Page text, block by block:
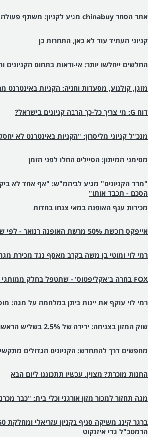
אתר הסחר chinabuy מגיע לקניון: משתף פעולה עם אופיס דיפו
קניוני העתיד עוד לא כאן, התחרות כן
החלשים ייחלשו יותר: אי-ודאות בתחום הקניונים
מזגן, קולנוע, מסעדות וחניה: הקניות באינטרנט
דוח G: מי צריך כל-כך הרבה קניונים בישראל?
מנכ"ל קניוני מליסרון: "הקניות באינטרנט לא
מסימני המיתון: הסיילים החלו לפני הזמן
"מרד הקניונים" מגיע לביהמ"ש: "אף אחד לא
הסכם - תכבד אותו"
מכירות ענף האופנה במאי צנחו בחדות
אייפקס רוכשת 50% מרשת האופנה רנואר - לפי שווי של 360 מיליון שקל
רמי לוי ומוטי בן משה בקרב מאסף נגד מכירת מגה
FOX בחרה ב'אקליפטוס' - שתטפל בחלק ממותגי הקבוצה ברשתות החברתיות
רמי לוי עוקף את יינות ביתן במלחמה על מגה: מוסיף 90 מיליון שקל
שוק המזון בצניחה: ירידה של 2.5% בשליש הראשון של 2016
מחפשים דרך להתחדש: הקניונים הגדולים
החנות מוכרת? מצוין. עכשיו תתכוננו ליום הבא
מגה תחזור למכור מזון אורגני וכלי בית: "כבר
הרמטכ"ל גדי איזנקוט